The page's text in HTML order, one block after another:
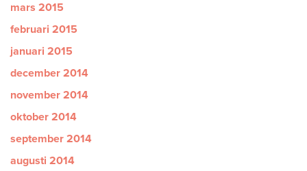
mars 2015
februari 2015
januari 2015
december 2014
november 2014
oktober 2014
september 2014
augusti 2014